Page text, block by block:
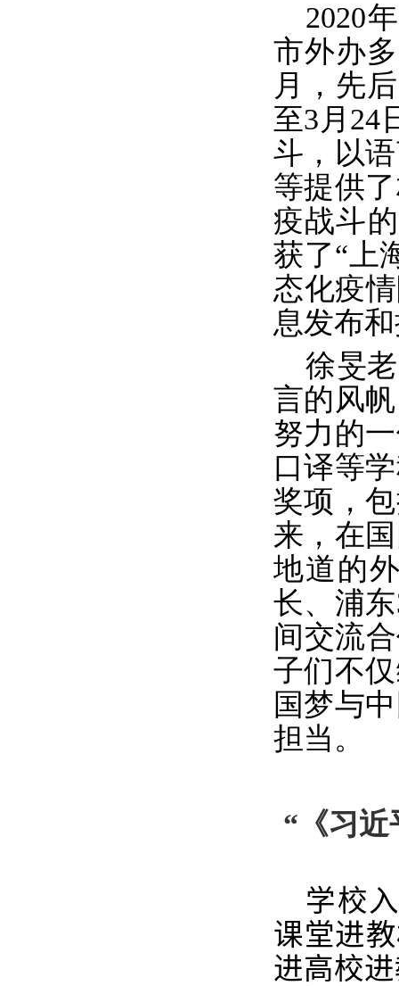
2020
市外办
月，先
至3 月 24
斗，以
等提供
疫战斗
获了“上
态化疫
息发布
徐旻
言的风
努力的
口译等
奖项，
来，在
地道的
长、浦东
间交流
子们不
国梦与
担当。
“《习
学校
课堂进
进高校